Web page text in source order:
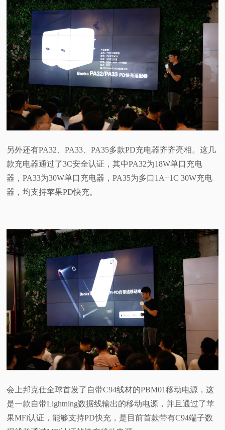
另外还有PA32、PA33、PA35多款PD充电器齐齐亮相。这几
款充电器通过了3C安全认证，其中PA32为18W单口充电
器，PA33为30W单口充电器，PA35为多口1A+1C 30W充电
器，均支持苹果PD快充。
会上邦克仕全球首发了自带C94线材的PBM01移动电源，这
是一款自带Lightning数据线输出的移动电源，并且通过了苹
果MFi认证，能够支持PD快充，是目前首款带有C94端子数